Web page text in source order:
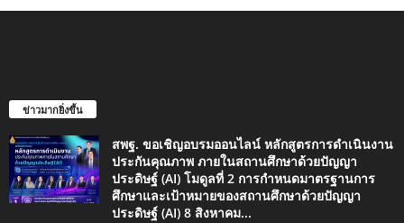
ข่าวมากยิ่งขึ้น
สพฐ. ขอเชิญอบรมออนไลน์ หลักสูตรการดำเนินงาน
ประกันคุณภาพ ภายในสถานศึกษาด้วยปัญญา
ประดิษฐ์ (AI) โมดูลที่ 2 การกำหนดมาตรฐานการ
ศึกษาและเป้าหมายของสถานศึกษาด้วยปัญญา
ประดิษฐ์ (AI) 8 สิงหาคม...